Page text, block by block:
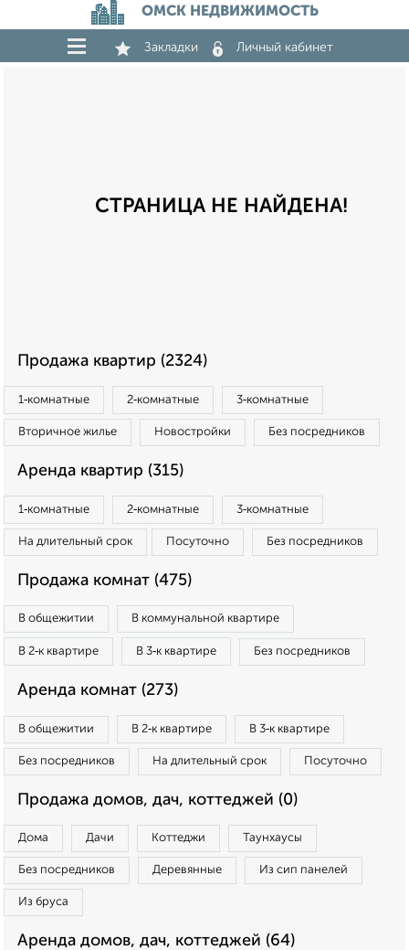
ОМСК НЕДВИЖИМОСТЬ
Закладки Личный кабинет
СТРАНИЦА НЕ НАЙДЕНА!
Продажа квартир (2324)
1‑комнатные 2‑комнатные 3‑комнатные
Вторичное жилье Новостройки Без посредников
Аренда квартир (315)
1‑комнатные 2‑комнатные 3‑комнатные
На длительный срок Посуточно Без посредников
Продажа комнат (475)
В общежитии В коммунальной квартире
В 2‑к квартире В 3‑к квартире Без посредников
Аренда комнат (273)
В общежитии В 2‑к квартире В 3‑к квартире
Без посредников На длительный срок Посуточно
Продажа домов, дач, коттеджей (0)
Дома Дачи Коттеджи Таунхаусы
Без посредников Деревянные Из сип панелей
Из бруса
Аренда домов, дач, коттеджей (64)